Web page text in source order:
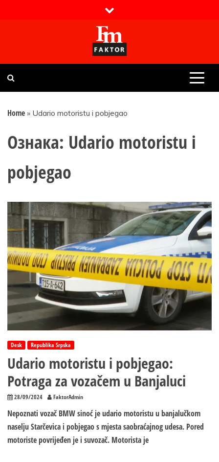
Faktor magazin
Uvijek presudan
Home » Udario motoristu i pobjegao
Ознака: Udario motoristu i
pobjegao
Desk Republika Srpska
Udario motoristu i pobjegao:
Potraga za vozačem u Banjaluci
28/09/2024 FaktorAdmin
Nepoznati vozač BMW sinoć je udario motoristu u banjalučkom
naselju Starčevica i pobjegao s mjesta saobraćajnog udesa. Pored
motoriste povrijeđen je i suvozač. Motorista je